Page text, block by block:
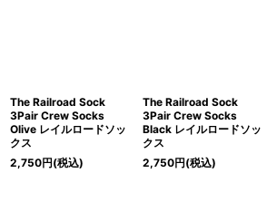
The Railroad Sock
3Pair Crew Socks
Olive レイルロードソッ
クス
2,750円(税込)
The Railroad Sock
3Pair Crew Socks
Black レイルロードソッ
クス
2,750円(税込)